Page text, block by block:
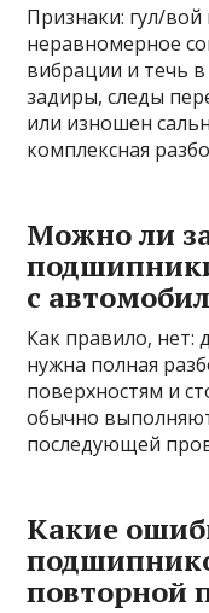
Признаки: гул/
неравномерное
вибрации и течь
задиры, следы
или изношен
комплексная
Можно ли
с
Как правило, нет:
нужна полная
поверхностям и
обычно
последующей
Какие
повторной